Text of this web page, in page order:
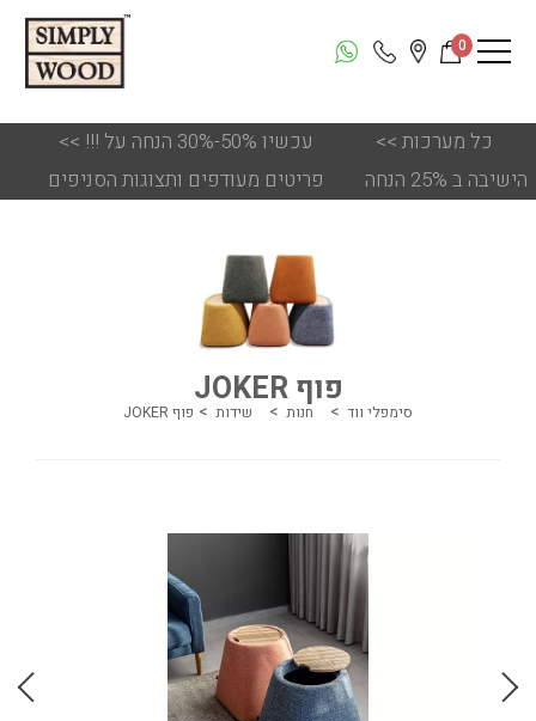
0
<< !!! עכשיו 50%-30% הנחה על
פריטים מעודפים ותצוגות הסניפים
<< כל מערכות
הישיבה ב 25% הנחה
פוף JOKER
סימפלי ווד חנות שידות פוף JOKER